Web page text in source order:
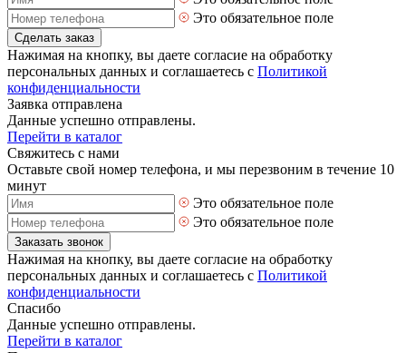
Это обязательное поле
Сделать заказ
Нажимая на кнопку, вы даете согласие на обработку
персональных данных и соглашаетесь с Политикой
конфиденциальности
Заявка отправлена
Данные успешно отправлены.
Перейти в каталог
Свяжитесь с нами
Оставьте свой номер телефона, и мы перезвоним в течение 10
минут
Это обязательное поле
Это обязательное поле
Заказать звонок
Нажимая на кнопку, вы даете согласие на обработку
персональных данных и соглашаетесь с Политикой
конфиденциальности
Спасибо
Данные успешно отправлены.
Перейти в каталог